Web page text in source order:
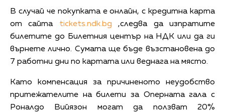
В случай че покупката е онлайн, с кредитна карта
от сайта tickets.ndk.bg ,следва да изпратите
билетите до Билетния център на НДК или да ги
върнете лично. Сумата ще бъде възстановена до
7 работни дни по картата или веднага на място.
Като компенсация за причиненото неудобство
притежателите на билети за Оперната гала с
Роналдо Вийязон могат да ползват 20%